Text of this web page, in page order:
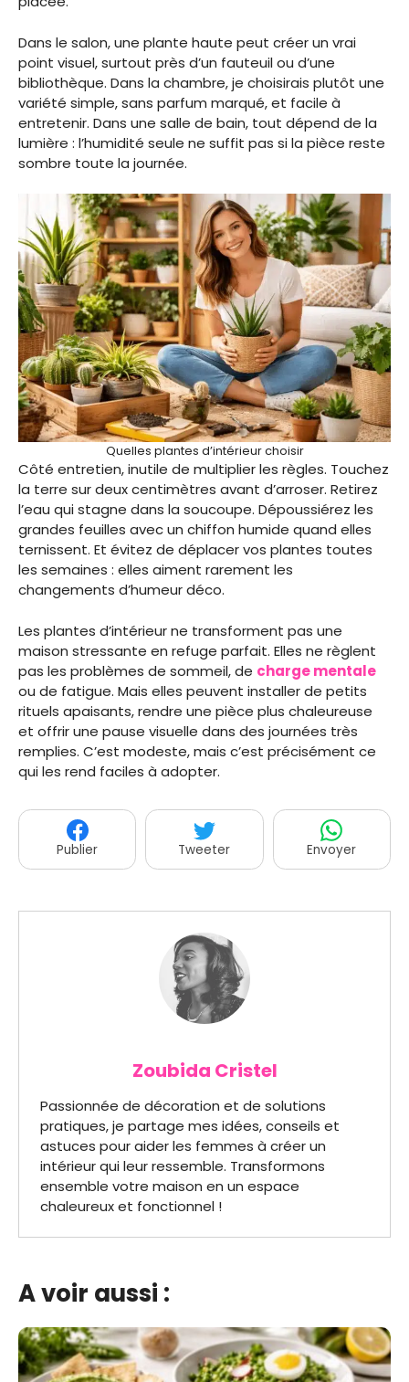
Dans le salon, une plante haute peut créer un vrai
point visuel, surtout près d’un fauteuil ou d’une
bibliothèque. Dans la chambre, je choisirais plutôt une
variété simple, sans parfum marqué, et facile à
entretenir. Dans une salle de bain, tout dépend de la
lumière : l’humidité seule ne suffit pas si la pièce reste
sombre toute la journée.
Quelles plantes d’intérieur choisir
Côté entretien, inutile de multiplier les règles. Touchez
la terre sur deux centimètres avant d’arroser. Retirez
l’eau qui stagne dans la soucoupe. Dépoussiérez les
grandes feuilles avec un chiffon humide quand elles
ternissent. Et évitez de déplacer vos plantes toutes
les semaines : elles aiment rarement les
changements d’humeur déco.
Les plantes d’intérieur ne transforment pas une
maison stressante en refuge parfait. Elles ne règlent
pas les problèmes de sommeil, de charge mentale
ou de fatigue. Mais elles peuvent installer de petits
rituels apaisants, rendre une pièce plus chaleureuse
et offrir une pause visuelle dans des journées très
remplies. C’est modeste, mais c’est précisément ce
qui les rend faciles à adopter.
Publier Tweeter Envoyer
Zoubida Cristel
Passionnée de décoration et de solutions
pratiques, je partage mes idées, conseils et
astuces pour aider les femmes à créer un
intérieur qui leur ressemble. Transformons
ensemble votre maison en un espace
chaleureux et fonctionnel !
A voir aussi :